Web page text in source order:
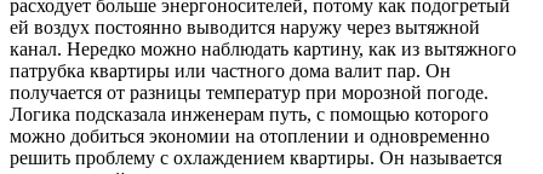
расходует больше энергоносителей, потому как подогретый
ей воздух постоянно выводится наружу через вытяжной
канал. Нередко можно наблюдать картину, как из вытяжного
патрубка квартиры или частного дома валит пар. Он
получается от разницы температур при морозной погоде.
Логика подсказала инженерам путь, с помощью которого
можно добиться экономии на отоплении и одновременно
решить проблему с охлаждением квартиры. Он называется